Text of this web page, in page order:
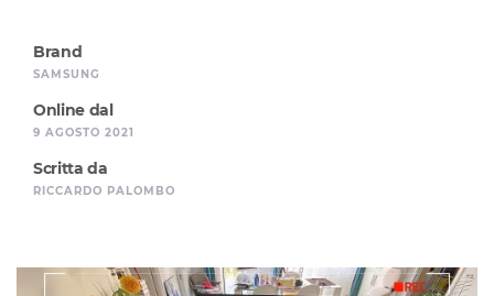
Brand
SAMSUNG
Online dal
9 AGOSTO 2021
Scritta da
RICCARDO PALOMBO